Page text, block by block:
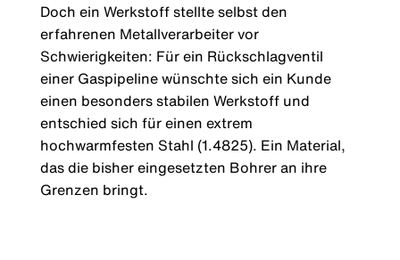
Doch ein Werkstoff stellte selbst den
erfahrenen Metallverarbeiter vor
Schwierigkeiten: Für ein Rückschlagventil
einer Gaspipeline wünschte sich ein Kunde
einen besonders stabilen Werkstoff und
entschied sich für einen extrem
hochwarmfesten Stahl (1.4825). Ein Material,
das die bisher eingesetzten Bohrer an ihre
Grenzen bringt.